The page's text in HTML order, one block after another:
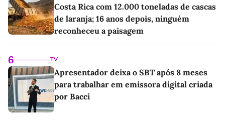
Costa Rica com 12.000 toneladas de cascas
de laranja; 16 anos depois, ninguém
reconheceu a paisagem
6 TV
Apresentador deixa o SBT após 8 meses
para trabalhar em emissora digital criada
por Bacci